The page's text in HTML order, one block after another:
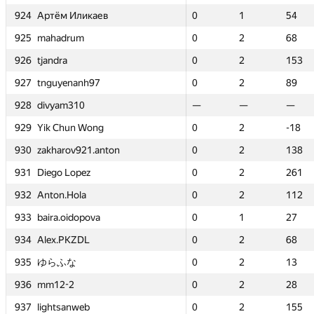
924 Артём Иликаев 0 1
54
925
mahadrum 0 2
68
926 tjandra 0 2
153
927 tnguyenanh97 0 2
89
928 divyam310 — —
—
929 Yik Chun Wong 0 2
-18
930 zakharov921.anton 0 2
138
931
Diego Lopez 0 2
261
932 Anton.Hola 0 2
112
933 baira.oidopova 0 1
27
934 Alex.PKZDL 0 2
68
935
ゆらふな 0 2
13
936 mm12-2 0 2
28
937
lightsanweb 0 2
155
0
1 0
41
0
2 — —
—
0
— —
—
0
2 — —
—
—
— 0
64
0
2 — —
—
0
2 — —
—
0
2 — —
—
0
2 — —
—
0
1 0
125
0
2 — —
—
0
— —
—
0
— —
—
0
2 — —
—
924 Артём Иликаев 0 1
54
925
mahadrum 0 2
68
926 tjandra 0 2
153
927 tnguyenanh97 0 2
89
928 divyam310 — —
—
929 Yik Chun Wong 0 2
-18
930 zakharov921.anton 0 2
138
931
Diego Lopez 0 2
261
932 Anton.Hola 0 2
112
933 baira.oidopova 0 1
27
934 Alex.PKZDL 0 2
68
935
ゆらふな 0 2
13
936 mm12-2 0 2
28
937
lightsanweb 0 2
155
924 Артём Иликаев 0 1
54
925
mahadrum 0 2
68
926 tjandra 0 2
153
927 tnguyenanh97 0 2
89
928 divyam310 — —
—
929 Yik Chun Wong 0 2
-18
930 zakharov921.anton 0 2
138
931
Diego Lopez 0 2
261
932 Anton.Hola 0 2
112
933 baira.oidopova 0 1
27
934 Alex.PKZDL 0 2
68
935
ゆらふな 0 2
13
936 mm12-2 0 2
28
937
lightsanweb 0 2
155
0
1 0
41
0
2 — —
—
0
— —
—
0
2 — —
—
—
— 0
64
0
2 — —
—
0
2 — —
—
0
2 — —
—
0
2 — —
—
0
1 0
125
0
2 — —
—
0
— —
—
0
— —
—
0
2 — —
—
924 Артём Иликаев 0 1
54
925
mahadrum 0 2
68
926 tjandra 0 2
153
927 tnguyenanh97 0 2
89
928 divyam310 — —
—
929 Yik Chun Wong 0 2
-18
930 zakharov921.anton 0 2
138
931
Diego Lopez 0 2
261
932 Anton.Hola 0 2
112
933 baira.oidopova 0 1
27
934 Alex.PKZDL 0 2
68
935
ゆらふな 0 2
13
936 mm12-2 0 2
28
937
lightsanweb 0 2
155